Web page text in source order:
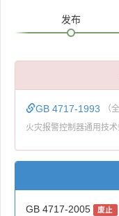
发布
GB 4717-1993 （
火灾报警控制器通用技
GB 4717-2005 废止